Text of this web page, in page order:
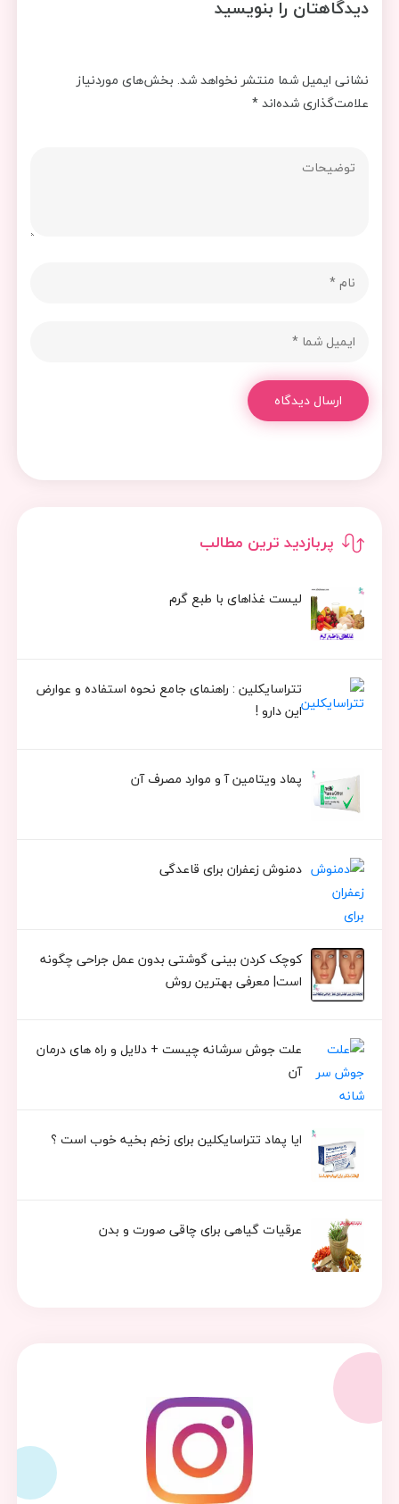
پربازدید ترین مطالب
لیست غذاهای با طبع گرم
تتراسایکلین : راهنمای جامع نحوه استفاده و عوارض
این دارو !
پماد ویتامین آ و موارد مصرف آن
دمنوش زعفران برای قاعدگی
کوچک کردن بینی گوشتی بدون عمل جراحی چگونه
است| معرفی بهترین روش
علت جوش سرشانه چیست + دلایل و راه های درمان
آن
ایا پماد تتراسایکلین برای زخم بخیه خوب است ؟
عرقیات گیاهی برای چاقی صورت و بدن
دیدگاهتان را بنویسید
نشانی ایمیل شما منتشر نخواهد شد. بخش‌های موردنیاز
علامت‌گذاری شده‌اند*
ارسال دیدگاه